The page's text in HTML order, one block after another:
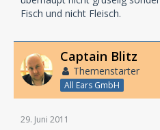
Fisch und nicht Fleisch.
Captain Blitz
Themenstarter
All Ears GmbH
29. Juni 2011